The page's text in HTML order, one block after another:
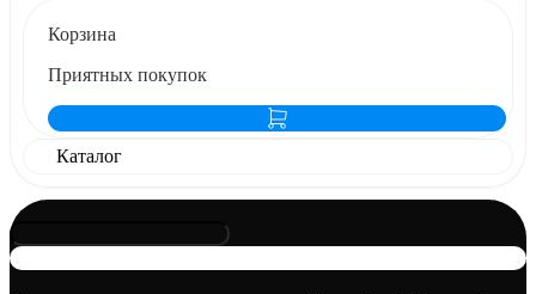
Корзина
Приятных покупок
Каталог